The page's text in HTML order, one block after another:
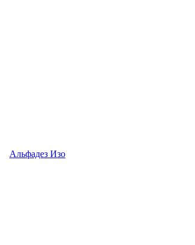
Альфадез Изо